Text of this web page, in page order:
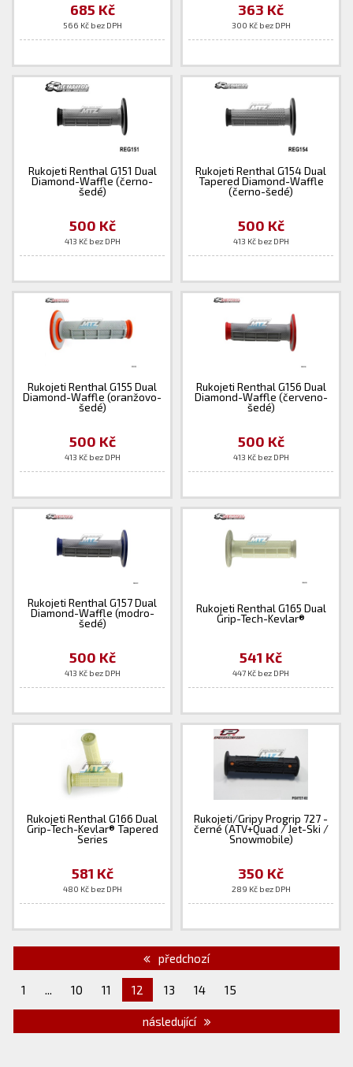
685 Kč
566 Kč bez DPH
363 Kč
300 Kč bez DPH
Rukojeti Renthal G151 Dual
Diamond-Waffle (černo-
šedé)
500 Kč
413 Kč bez DPH
Rukojeti Renthal G154 Dual
Tapered Diamond-Waffle
(černo-šedé)
500 Kč
413 Kč bez DPH
Rukojeti Renthal G155 Dual
Diamond-Waffle (oranžovo-
šedé)
500 Kč
413 Kč bez DPH
Rukojeti Renthal G156 Dual
Diamond-Waffle (červeno-
šedé)
500 Kč
413 Kč bez DPH
Rukojeti Renthal G157 Dual
Diamond-Waffle (modro-
šedé)
500 Kč
413 Kč bez DPH
Rukojeti Renthal G165 Dual
Grip-Tech-Kevlar®
541 Kč
447 Kč bez DPH
Rukojeti Renthal G166 Dual
Grip-Tech-Kevlar® Tapered
Series
581 Kč
480 Kč bez DPH
Rukojeti/Gripy Progrip 727 -
černé (ATV+Quad / Jet-Ski /
Snowmobile)
350 Kč
289 Kč bez DPH
předchozí
1 ... 10 11 12 13 14 15
následující